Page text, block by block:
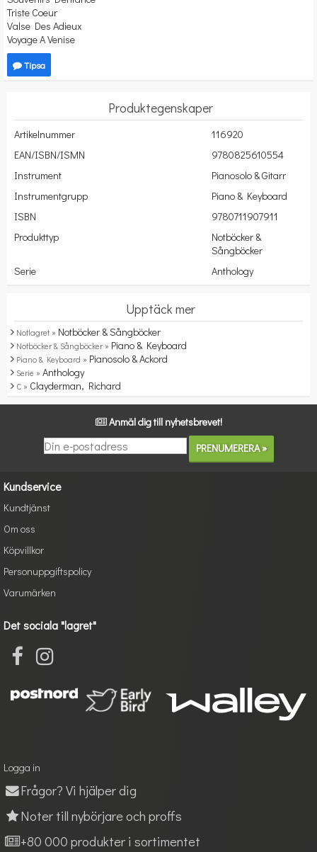
Triste Coeur
Valse Des Adieux
Voyage A Venise
Tipsa
Produktegenskaper
Artikelnummer
116920
EAN/ISBN/ISMN
9780825610554
Instrument
Pianosolo & Gitarr
Instrumentgrupp
Piano & Keyboard
ISBN
9780711907911
Produkttyp
Notböcker &
Sångböcker
Serie
Anthology
Upptäck mer
Notlagret » Notböcker & Sångböcker
Notböcker & Sångböcker » Piano & Keyboard
Piano & Keyboard » Pianosolo & Ackord
Serie » Anthology
C » Clayderman, Richard
Anmäl dig till nyhetsbrevet!
Kundservice
Kundtjänst
Om oss
Köpvillkor
Personuppgiftspolicy
Varumärken
Det sociala "lagret"
Logga in
Frågor? Vi hjälper dig
Noter till nybörjare och proffs
+80 000 produkter i sortimentet